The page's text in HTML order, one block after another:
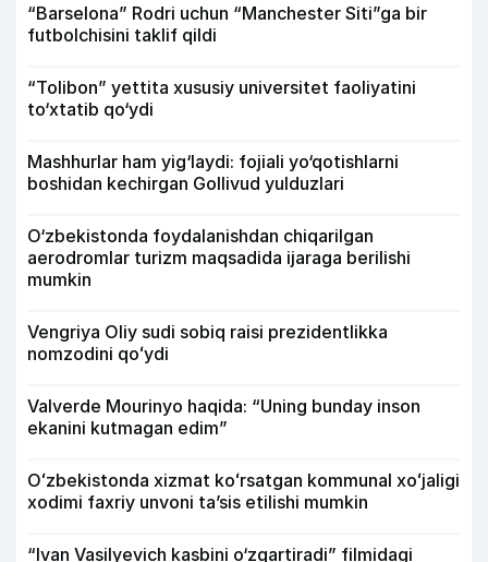
“Barselona” Rodri uchun “Manchester Siti”ga bir
futbolchisini taklif qildi
“Tolibon” yettita xususiy universitet faoliyatini
to‘xtatib qo‘ydi
Mashhurlar ham yig‘laydi: fojiali yo‘qotishlarni
boshidan kechirgan Gollivud yulduzlari
O‘zbekistonda foydalanishdan chiqarilgan
aerodromlar turizm maqsadida ijaraga berilishi
mumkin
Vengriya Oliy sudi sobiq raisi prezidentlikka
nomzodini qoʻydi
Valverde Mourinyo haqida: “Uning bunday inson
ekanini kutmagan edim”
Oʻzbekistonda xizmat koʻrsatgan kommunal xoʻjaligi
xodimi faxriy unvoni taʼsis etilishi mumkin
“Ivan Vasilyevich kasbini o‘zgartiradi” filmidagi